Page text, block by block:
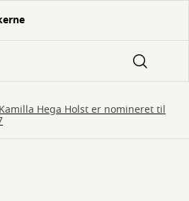
Hega Holst er nomineret til